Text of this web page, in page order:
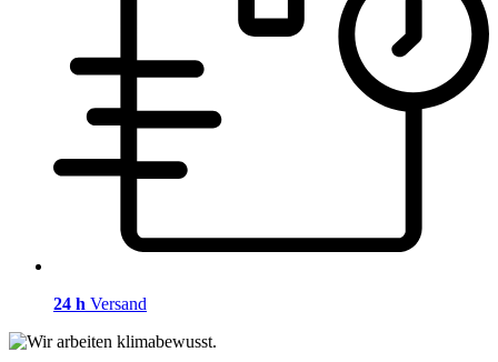
24 h Versand